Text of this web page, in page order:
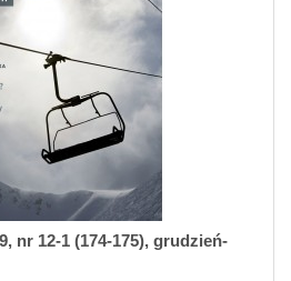
nr 12-1 (174-175), grudzień-